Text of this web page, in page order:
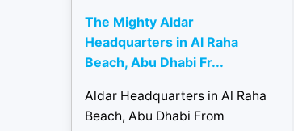
The Mighty Aldar
Headquarters in Al Raha
Beach, Abu Dhabi Fr...
Aldar Headquarters in Al Raha
Beach, Abu Dhabi From